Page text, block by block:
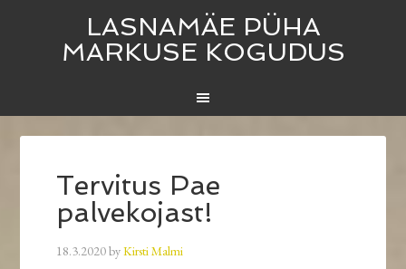
LASNAMÄE PÜHA
MARKUSE KOGUDUS
Tervitus Pae
palvekojast!
18.3.2020byKirsti Malmi